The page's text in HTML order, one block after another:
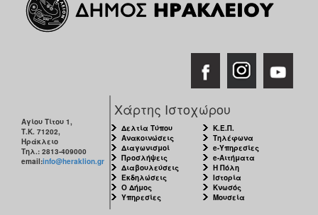
Αγίου Τίτου 1,
Τ.Κ. 71202,
Ηράκλειο
Τηλ.: 2813-409000
email:info@heraklion.gr
Χάρτης Ιστοχώρου
Δελτία Τύπου
Ανακοινώσεις
Διαγωνισμοί
Προσλήψεις
Διαβουλεύσεις
Εκδηλώσεις
Ο Δήμος
Υπηρεσίες
Κ.Ε.Π.
Τηλέφωνα
e-Υπηρεσίες
e-Αιτήματα
Η Πόλη
Ιστορία
Κνωσός
Μουσεία